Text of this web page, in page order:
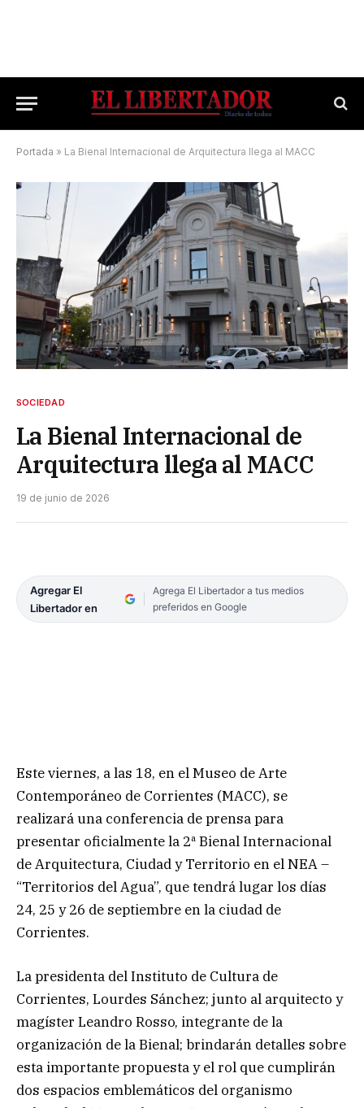
Portada » La Bienal Internacional de Arquitectura llega al MACC
SOCIEDAD
La Bienal Internacional de
Arquitectura llega al MACC
19 de junio de 2026
Agregar El
Libertador en
Agrega El Libertador a tus medios
preferidos en Google
Este viernes, a las 18, en el Museo de Arte
Contemporáneo de Corrientes (MACC), se
realizará una conferencia de prensa para
presentar oficialmente la 2ª Bienal Internacional
de Arquitectura, Ciudad y Territorio en el NEA –
“Territorios del Agua”, que tendrá lugar los días
24, 25 y 26 de septiembre en la ciudad de
Corrientes.
La presidenta del Instituto de Cultura de
Corrientes, Lourdes Sánchez; junto al arquitecto y
magíster Leandro Rosso, integrante de la
organización de la Bienal; brindarán detalles sobre
esta importante propuesta y el rol que cumplirán
dos espacios emblemáticos del organismo